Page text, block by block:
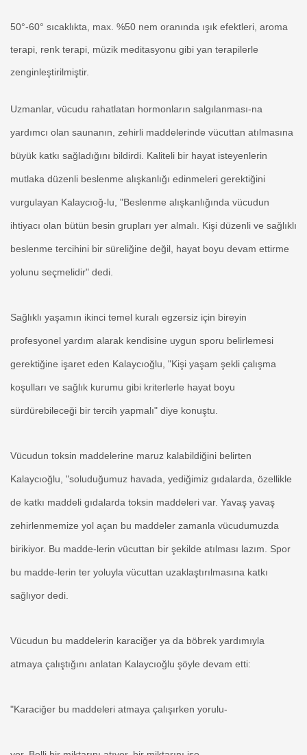
50°-60° sıcaklıkta, max. %50 nem oranında ışık efektleri, aroma
terapi, renk terapi, müzik meditasyonu gibi yan terapilerle
zenginleştirilmiştir.
Uzmanlar, vücudu rahatlatan hormonların salgılanması-na
yardımcı olan saunanın, zehirli maddelerinde vücuttan atılmasına
büyük katkı sağladığını bildirdi. Kaliteli bir hayat isteyenlerin
mutlaka düzenli beslenme alışkanlığı edinmeleri gerektiğini
vurgulayan Kalaycıoğ-lu, "Beslenme alışkanlığında vücudun
ihtiyacı olan bütün besin grupları yer almalı. Kişi düzenli ve sağlıklı
beslenme tercihini bir süreliğine değil, hayat boyu devam ettirme
yolunu seçmelidir" dedi.
Sağlıklı yaşamın ikinci temel kuralı egzersiz için bireyin
profesyonel yardım alarak kendisine uygun sporu belirlemesi
gerektiğine işaret eden Kalaycıoğlu, "Kişi yaşam şekli çalışma
koşulları ve sağlık kurumu gibi kriterlerle hayat boyu
sürdürebileceği bir tercih yapmalı" diye konuştu.
Vücudun toksin maddelerine maruz kalabildiğini belirten
Kalaycıoğlu, "soluduğumuz havada, yediğimiz gıdalarda, özellikle
de katkı maddeli gıdalarda toksin maddeleri var. Yavaş yavaş
zehirlenmemize yol açan bu maddeler zamanla vücudumuzda
birikiyor. Bu madde-lerin vücuttan bir şekilde atılması lazım. Spor
bu madde-lerin ter yoluyla vücuttan uzaklaştırılmasına katkı
sağlıyor dedi.
Vücudun bu maddelerin karaciğer ya da böbrek yardımıyla
atmaya çalıştığını anlatan Kalaycıoğlu şöyle devam etti:
"Karaciğer bu maddeleri atmaya çalışırken yorulu-